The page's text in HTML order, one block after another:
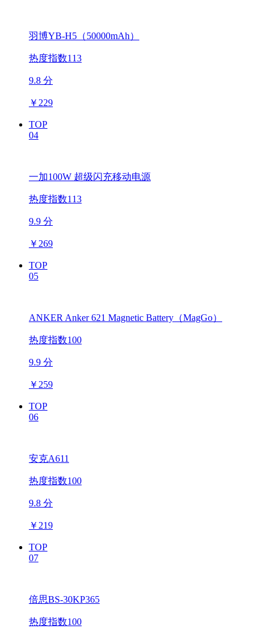
羽博YB-H5（50000mAh）
热度指数113
9.8 分
￥ 229
TOP
04
一加100W 超级闪充移动电源
热度指数113
9.9 分
￥ 269
TOP
05
ANKER Anker 621 Magnetic Battery（MagGo）
热度指数100
9.9 分
￥ 259
TOP
06
安克A611
热度指数100
9.8 分
￥ 219
TOP
07
倍思BS-30KP365
热度指数100